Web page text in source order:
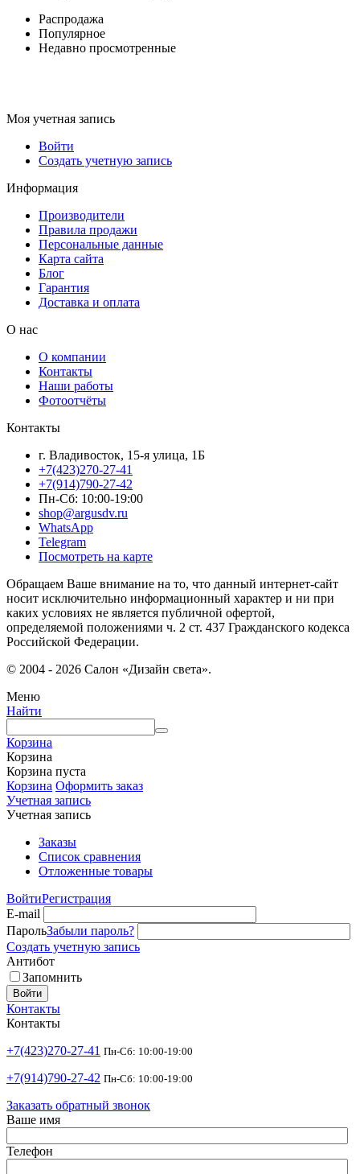
Распродажа
Популярное
Недавно просмотренные
Моя учетная запись
Войти
Создать учетную запись
Информация
Производители
Правила продажи
Персональные данные
Карта сайта
Блог
Гарантия
Доставка и оплата
О нас
О компании
Контакты
Наши работы
Фотоотчёты
Контакты
г. Владивосток, 15-я улица, 1Б
+7(423)270-27-41
+7(914)790-27-42
Пн-Сб: 10:00-19:00
shop@argusdv.ru
WhatsApp
Telegram
Посмотреть на карте
Обращаем Ваше внимание на то, что данный интернет-сайт
носит исключительно информационный характер и ни при
каких условиях не является публичной офертой,
определяемой положениями ч. 2 ст. 437 Гражданского кодекса
Российской Федерации.
© 2004 - 2026 Салон «Дизайн света».
Меню
Найти
Корзина
Корзина
Корзина пуста
Корзина Оформить заказ
Учетная запись
Учетная запись
Заказы
Список сравнения
Отложенные товары
ВойтиРегистрация
E-mail
ПарольЗабыли пароль?
Создать учетную запись
Антибот
Запомнить
Войти
Контакты
Контакты
+7(423)270-27-41 Пн-Сб: 10:00-19:00
+7(914)790-27-42 Пн-Сб: 10:00-19:00
Заказать обратный звонок
Ваше имя
Телефон